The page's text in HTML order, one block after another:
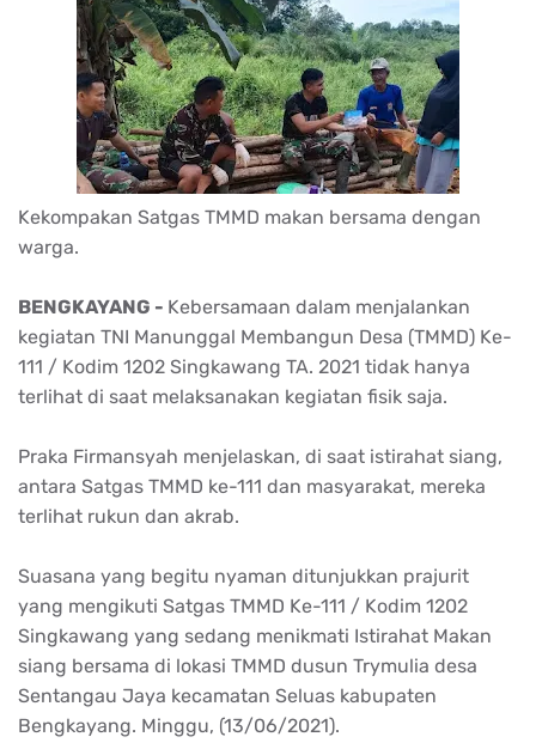
Kekompakan Satgas TMMD makan bersama dengan
warga.
BENGKAYANG - Kebersamaan dalam menjalankan
kegiatan TNI Manunggal Membangun Desa (TMMD) Ke-
111 / Kodim 1202 Singkawang TA. 2021 tidak hanya
terlihat di saat melaksanakan kegiatan fisik saja.
Praka Firmansyah menjelaskan, di saat istirahat siang,
antara Satgas TMMD ke-111 dan masyarakat, mereka
terlihat rukun dan akrab.
Suasana yang begitu nyaman ditunjukkan prajurit
yang mengikuti Satgas TMMD Ke-111 / Kodim 1202
Singkawang yang sedang menikmati Istirahat Makan
siang bersama di lokasi TMMD dusun Trymulia desa
Sentangau Jaya kecamatan Seluas kabupaten
Bengkayang. Minggu, (13/06/2021).